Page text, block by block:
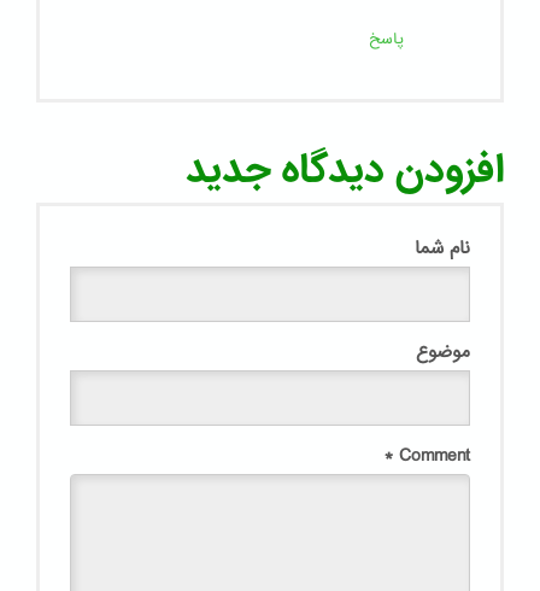
پاسخ
افزودن دیدگاه جدید
نام شما
موضوع
Comment
*